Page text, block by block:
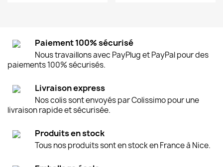
Paiement 100% sécurisé
Nous travaillons avec PayPlug et PayPal pour des
paiements 100% sécurisés.
Livraison express
Nos colis sont envoyés par Colissimo pour une
livraison rapide et sécurisée.
Produits en stock
Tous nos produits sont en stock en France à Nice.